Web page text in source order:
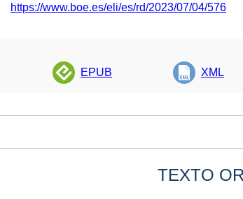
https://www.boe.es/eli/es/rd/2023/07/04/576
EPUB XML
TEXTO